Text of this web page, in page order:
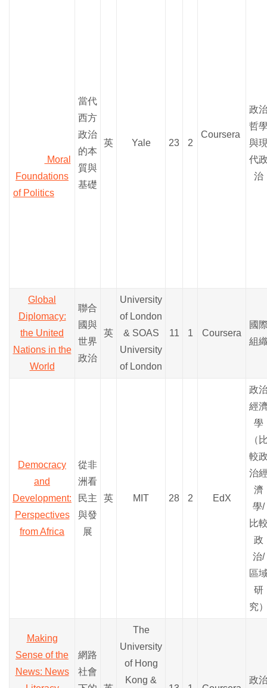
Moral
Foundations
of Politics
當代
西方
政治
的本
質與
基礎
英 Yale 23 2
Coursera
政
哲
與
代
治
Global
Diplomacy:
the United
Nations in the
World
聯合
國與
世界
政治
英
University
of London
& SOAS
University
of London
11 1 Coursera
國
組
Democracy
and
Development:
Perspectives
from Africa
從非
洲看
民主
與發
展
英 MIT 28 2 EdX
政
經
學
（
較
治
濟
學/
比
政
治/
區
研
究
Making
Sense of the
News: News
網路
社會
The
University
of Hong
Kong &
政